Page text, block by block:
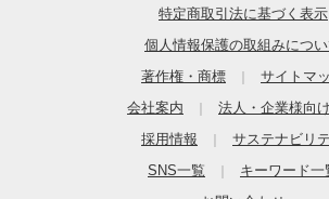
特定商取引法に基づく表示
個人情報保護の取組みにつ
著作権・商標
｜
サイトマ
会社案内
｜
法人・企業様向
採用情報
｜
サステナビリ
SNS一覧
｜
キーワード一